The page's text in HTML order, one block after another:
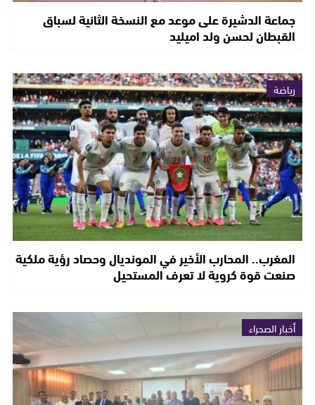
جماعة الدشيرة على موعد مع النسخة الثانية لسباق
القبطان لحسن ولد اميليد
رياضة
المغرب.. المحارب الأخير في المونديال وحصاد رؤية ملكية
صنعت قوة كروية لا تعرف المستحيل
أخبار الصحراء